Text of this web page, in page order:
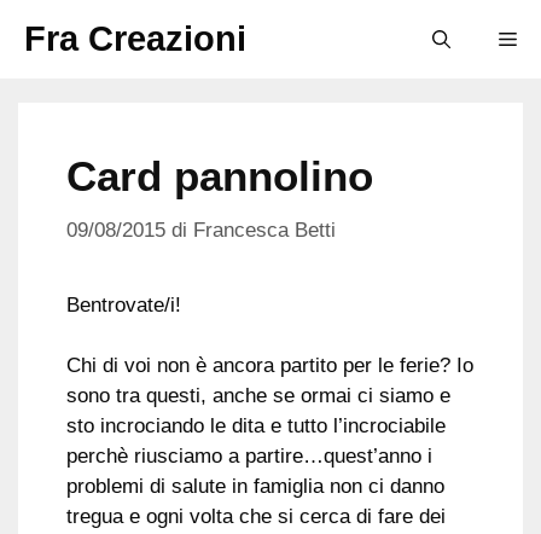
Fra Creazioni
Card pannolino
09/08/2015 di Francesca Betti
Bentrovate/i!
Chi di voi non è ancora partito per le ferie? Io
sono tra questi, anche se ormai ci siamo e
sto incrociando le dita e tutto l’incrociabile
perchè riusciamo a partire…quest’anno i
problemi di salute in famiglia non ci danno
tregua e ogni volta che si cerca di fare dei